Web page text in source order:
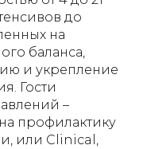
до
на
баланса,
и укрепление
Гости
–
профилактику
или Clinical,